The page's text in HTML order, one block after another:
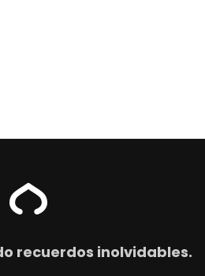
recuerdos inolvidables.